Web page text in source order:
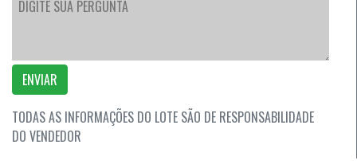
ENVIAR
TODAS AS INFORMAÇÕES DO LOTE SÃO DE RESPONSABILIDADE
DO VENDEDOR